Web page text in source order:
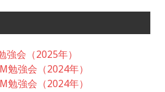
強会（2025年）
勉強会（2024年）
勉強会（2024年）